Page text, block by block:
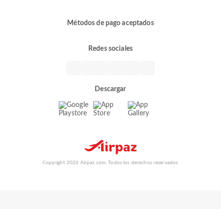
Métodos de pago aceptados
Redes sociales
Descargar
Copyright 2026 Airpaz.com. Todos los derechos reservados.